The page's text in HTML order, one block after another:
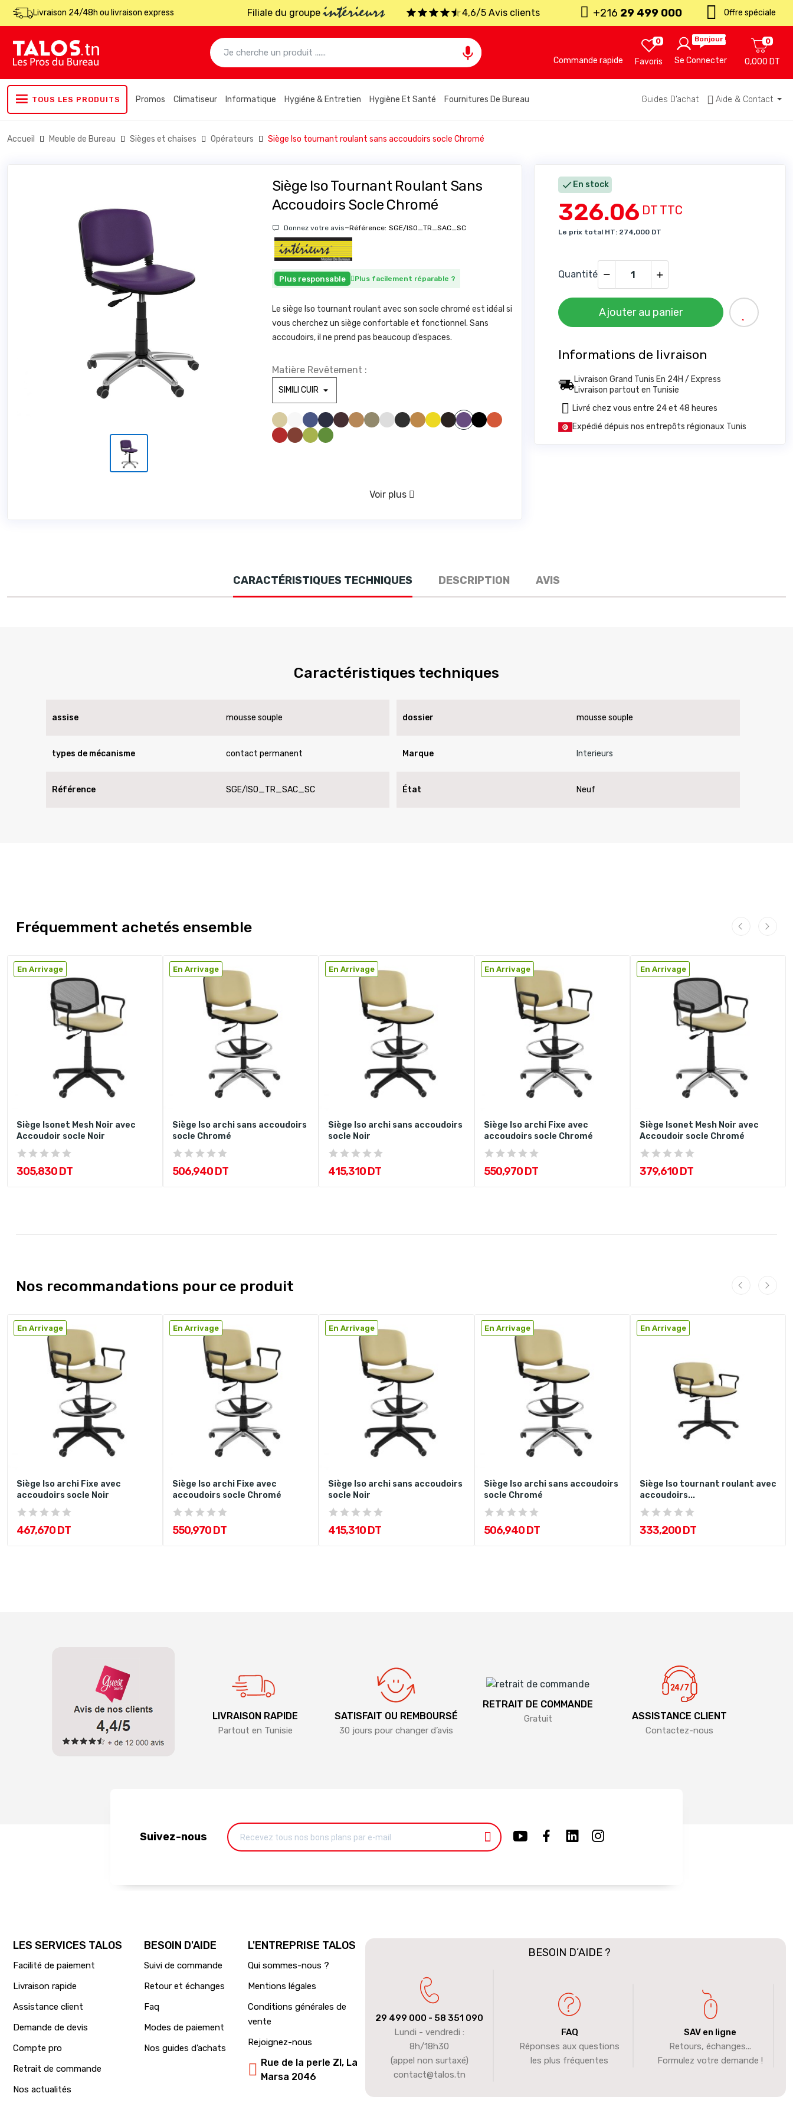
Livraison 24/48h ou livraison express Filiale du groupeintérieurs 4,6/5 Avis clients +216 29 499 000 Offre spéciale
 Commande rapide Favoris
0 Bonjour !
Se Connecter 0,000 DT
0
TOUS LES PRODUITS Promos Climatiseur Informatique Hygiéne & Entretien Hygiène Et Santé Fournitures De Bureau Guides D’achat Aide & Contact
Accueil Meuble de Bureau Sièges et chaises Opérateurs Siège Iso tournant roulant sans accoudoirs socle Chromé
Siège Iso Tournant Roulant Sans
Accoudoirs Socle Chromé
Donnez votre avis-Référence: SGE/ISO_TR_SAC_SC
Plus responsable Plus facilement réparable ?
Le siège Iso tournant roulant avec son socle chromé est idéal si
vous cherchez un siège confortable et fonctionnel. Sans
accoudoirs, il ne prend pas beaucoup d’espaces.
Matière Revêtement :
SIMILI BLANC 100 SIMILI BLEU CLAIR 285 SIMILI BLEU FONCE1211
SIMILI BORDEAUX 1721 SIMILI CAMEL 1846SIMILI GREGE 1842SIMILI GRIS CLAIR1940
SIMILI GRIS FONCE 961 SIMILI JAUNE 446 SIMILI JAUNE 475SIMILI MARRONFONCE596
SIMILI MAUVE 328 SIMILI NOIR 1000
SIMILI ROUGE 1783SIMILI ROUILLE 775SIMILI VERT ANIS 1611SIMILI VERT FORET 673
VERT D'EAU 416
Voir plus
 En stock
326.06DT TTC
Le prix total HT: 274,000 DT
Quantité
Ajouter au panier
Informations de livraison
Livraison Grand Tunis En 24H / Express
Livraison partout en Tunisie
Expédié dépuis nos entrepôts régionaux Tunis
Livré chez vous entre 24 et 48 heures
CARACTÉRISTIQUES TECHNIQUES DESCRIPTION AVIS
Caractéristiques techniques
assise mousse souple dossier mousse souple
types de mécanisme contact permanent Marque Interieurs
Référence SGE/ISO_TR_SAC_SC État Neuf
Fréquemment achetés ensemble
En Arrivage
Siège Isonet Mesh Noir avec
Accoudoir socle Noir
305,830 DT
En Arrivage
Siège Iso archi sans accoudoirs
socle Chromé
506,940 DT
En Arrivage
Siège Iso archi sans accoudoirs
socle Noir
415,310 DT
En Arrivage
Siège Iso archi Fixe avec
accoudoirs socle Chromé
550,970 DT
En Arrivage
Siège Isonet Mesh Noir avec
Accoudoir socle Chromé
379,610 DT
Nos recommandations pour ce produit
En Arrivage
Siège Iso archi Fixe avec
accoudoirs socle Noir
467,670 DT
En Arrivage
Siège Iso archi Fixe avec
accoudoirs socle Chromé
550,970 DT
En Arrivage
Siège Iso archi sans accoudoirs
socle Noir
415,310 DT
En Arrivage
Siège Iso archi sans accoudoirs
socle Chromé
506,940 DT
En Arrivage
Siège Iso tournant roulant avec
accoudoirs...
333,200 DT
LIVRAISON RAPIDE
Partout en Tunisie
SATISFAIT OU REMBOURSÉ
30 jours pour changer d’avis
RETRAIT DE COMMANDE
Gratuit ASSISTANCE CLIENT
Contactez-nous
Suivez-nous
LES SERVICES TALOS
Facilité de paiement
Livraison rapide
Assistance client
Demande de devis
Compte pro
Retrait de commande
Nos actualités
BESOIN D'AIDE
Suivi de commande
Retour et échanges
Faq
Modes de paiement
Nos guides d’achats
L'ENTREPRISE TALOS
Qui sommes-nous ?
Mentions légales
Conditions générales de
vente
Rejoignez-nous
Rue de la perle ZI, La
Marsa 2046
BESOIN D’AIDE ?
29 499 000 - 58 351 090
Lundi - vendredi :
8h/18h30
(appel non surtaxé)
contact@talos.tn
FAQ
Réponses aux questions
les plus fréquentes
SAV en ligne
Retours, échanges...
Formulez votre demande !